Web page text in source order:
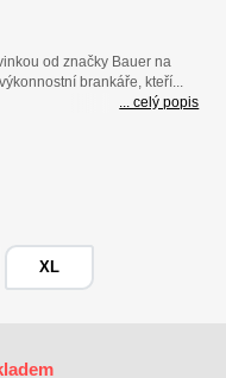
od značky Bauer na
brankáře, kteří...
... celý popis
XL